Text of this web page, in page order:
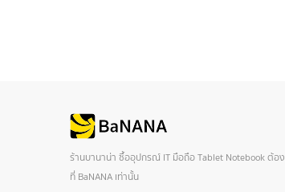
ร้านบานาน่า ซื้ออุปกรณ์ IT มือถือ Tablet Notebook ต้อง
ที่ BaNANA เท่านั้น